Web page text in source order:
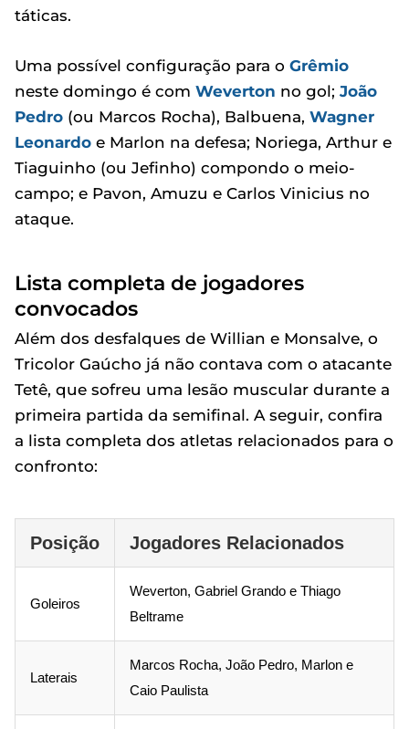
táticas.
Uma possível configuração para o Grêmio
neste domingo é com Weverton no gol; João
Pedro (ou Marcos Rocha), Balbuena, Wagner
Leonardo e Marlon na defesa; Noriega, Arthur e
Tiaguinho (ou Jefinho) compondo o meio-
campo; e Pavon, Amuzu e Carlos Vinicius no
ataque.
Lista completa de jogadores
convocados
Além dos desfalques de Willian e Monsalve, o
Tricolor Gaúcho já não contava com o atacante
Tetê, que sofreu uma lesão muscular durante a
primeira partida da semifinal. A seguir, confira
a lista completa dos atletas relacionados para o
confronto:
Posição Jogadores Relacionados
Goleiros
Weverton, Gabriel Grando e Thiago
Beltrame
Laterais
Marcos Rocha, João Pedro, Marlon e
Caio Paulista